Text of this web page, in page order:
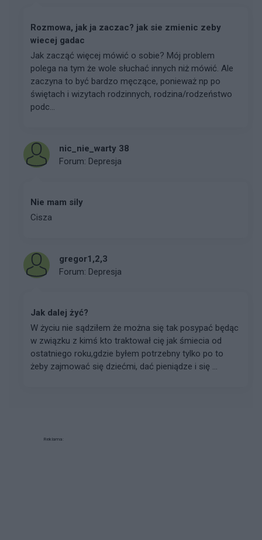
Rozmowa, jak ja zaczac? jak sie zmienic zeby
wiecej gadac
Jak zacząć więcej mówić o sobie? Mój problem
polega na tym że wole słuchać innych niż mówić. Ale
zaczyna to być bardzo męczące, ponieważ np po
świętach i wizytach rodzinnych, rodzina/rodzeństwo
podc...
nic_nie_warty 38
Forum: Depresja
Nie mam sily
Cisza
gregor1,2,3
Forum: Depresja
Jak dalej żyć?
W życiu nie sądziłem że można się tak posypać będąc
w związku z kimś kto traktował cię jak śmiecia od
ostatniego roku,gdzie byłem potrzebny tylko po to
żeby zajmować się dziećmi, dać pieniądze i się ...
Reklama: